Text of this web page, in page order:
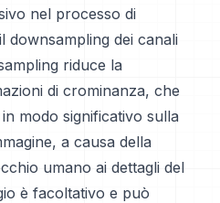
nel processo di
downsampling dei canali
riduce la
di crominanza, che
modo significativo sulla
a causa della
umano ai dettagli del
è facoltativo e può